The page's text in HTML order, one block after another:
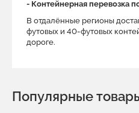
- Контейнерная перевозка
В отдалённые регионы
футовых и 40-футовых
дороге.
Популярные